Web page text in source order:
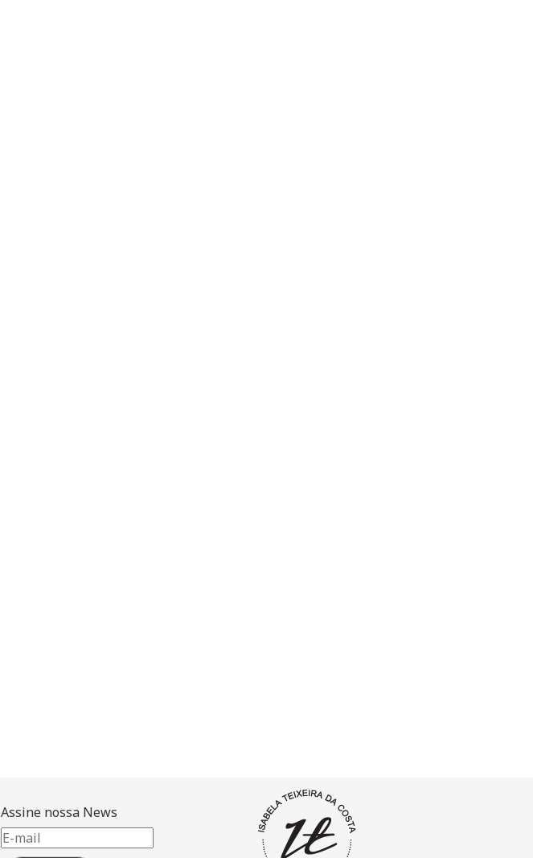
Assine nossa News
E-
mail